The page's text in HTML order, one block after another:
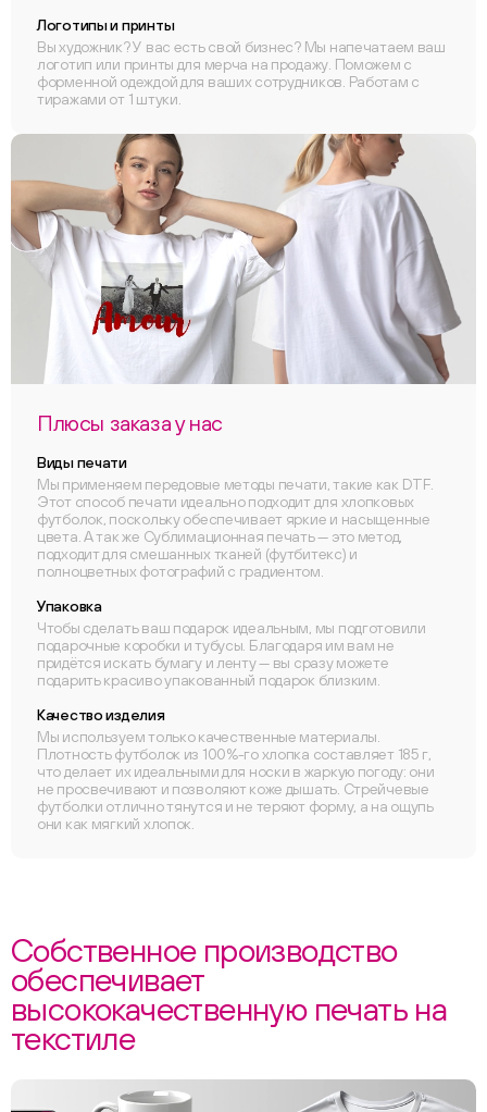
Логотипы и принты
Вы художник? У вас есть свой бизнес? Мы напечатаем ваш
логотип или принты для мерча на продажу. Поможем с
форменной одеждой для ваших сотрудников. Работам с
тиражами от 1 штуки.
Плюсы заказа у нас
Виды печати
Мы применяем передовые методы печати, такие как DTF.
Этот способ печати идеально подходит для хлопковых
футболок, поскольку обеспечивает яркие и насыщенные
цвета. А так же Сублимационная печать — это метод,
подходит для смешанных тканей (футбитекс) и
полноцветных фотографий с градиентом.
Упаковка
Чтобы сделать ваш подарок идеальным, мы подготовили
подарочные коробки и тубусы. Благодаря им вам не
придётся искать бумагу и ленту — вы сразу можете
подарить красиво упакованный подарок близким.
Качество изделия
Мы используем только качественные материалы.
Плотность футболок из 100%-го хлопка составляет 185 г,
что делает их идеальными для носки в жаркую погоду: они
не просвечивают и позволяют коже дышать. Стрейчевые
футболки отлично тянутся и не теряют форму, а на ощупь
они как мягкий хлопок.
Собственное производство
обеспечивает
высококачественную печать на
текстиле